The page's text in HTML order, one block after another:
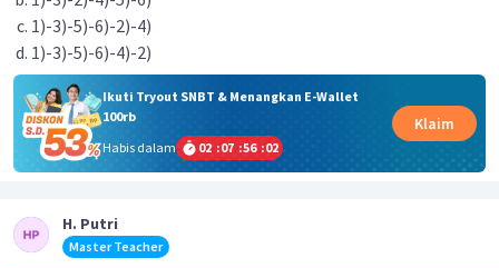
1)-3)-5)-6)-2)-4)
1)-3)-5)-6)-4)-2)
Ikuti Tryout SNBT & Menangkan E-Wallet
100rb
Habis dalam
02 :07 :56 :02
Klaim
H. Putri
Master Teacher